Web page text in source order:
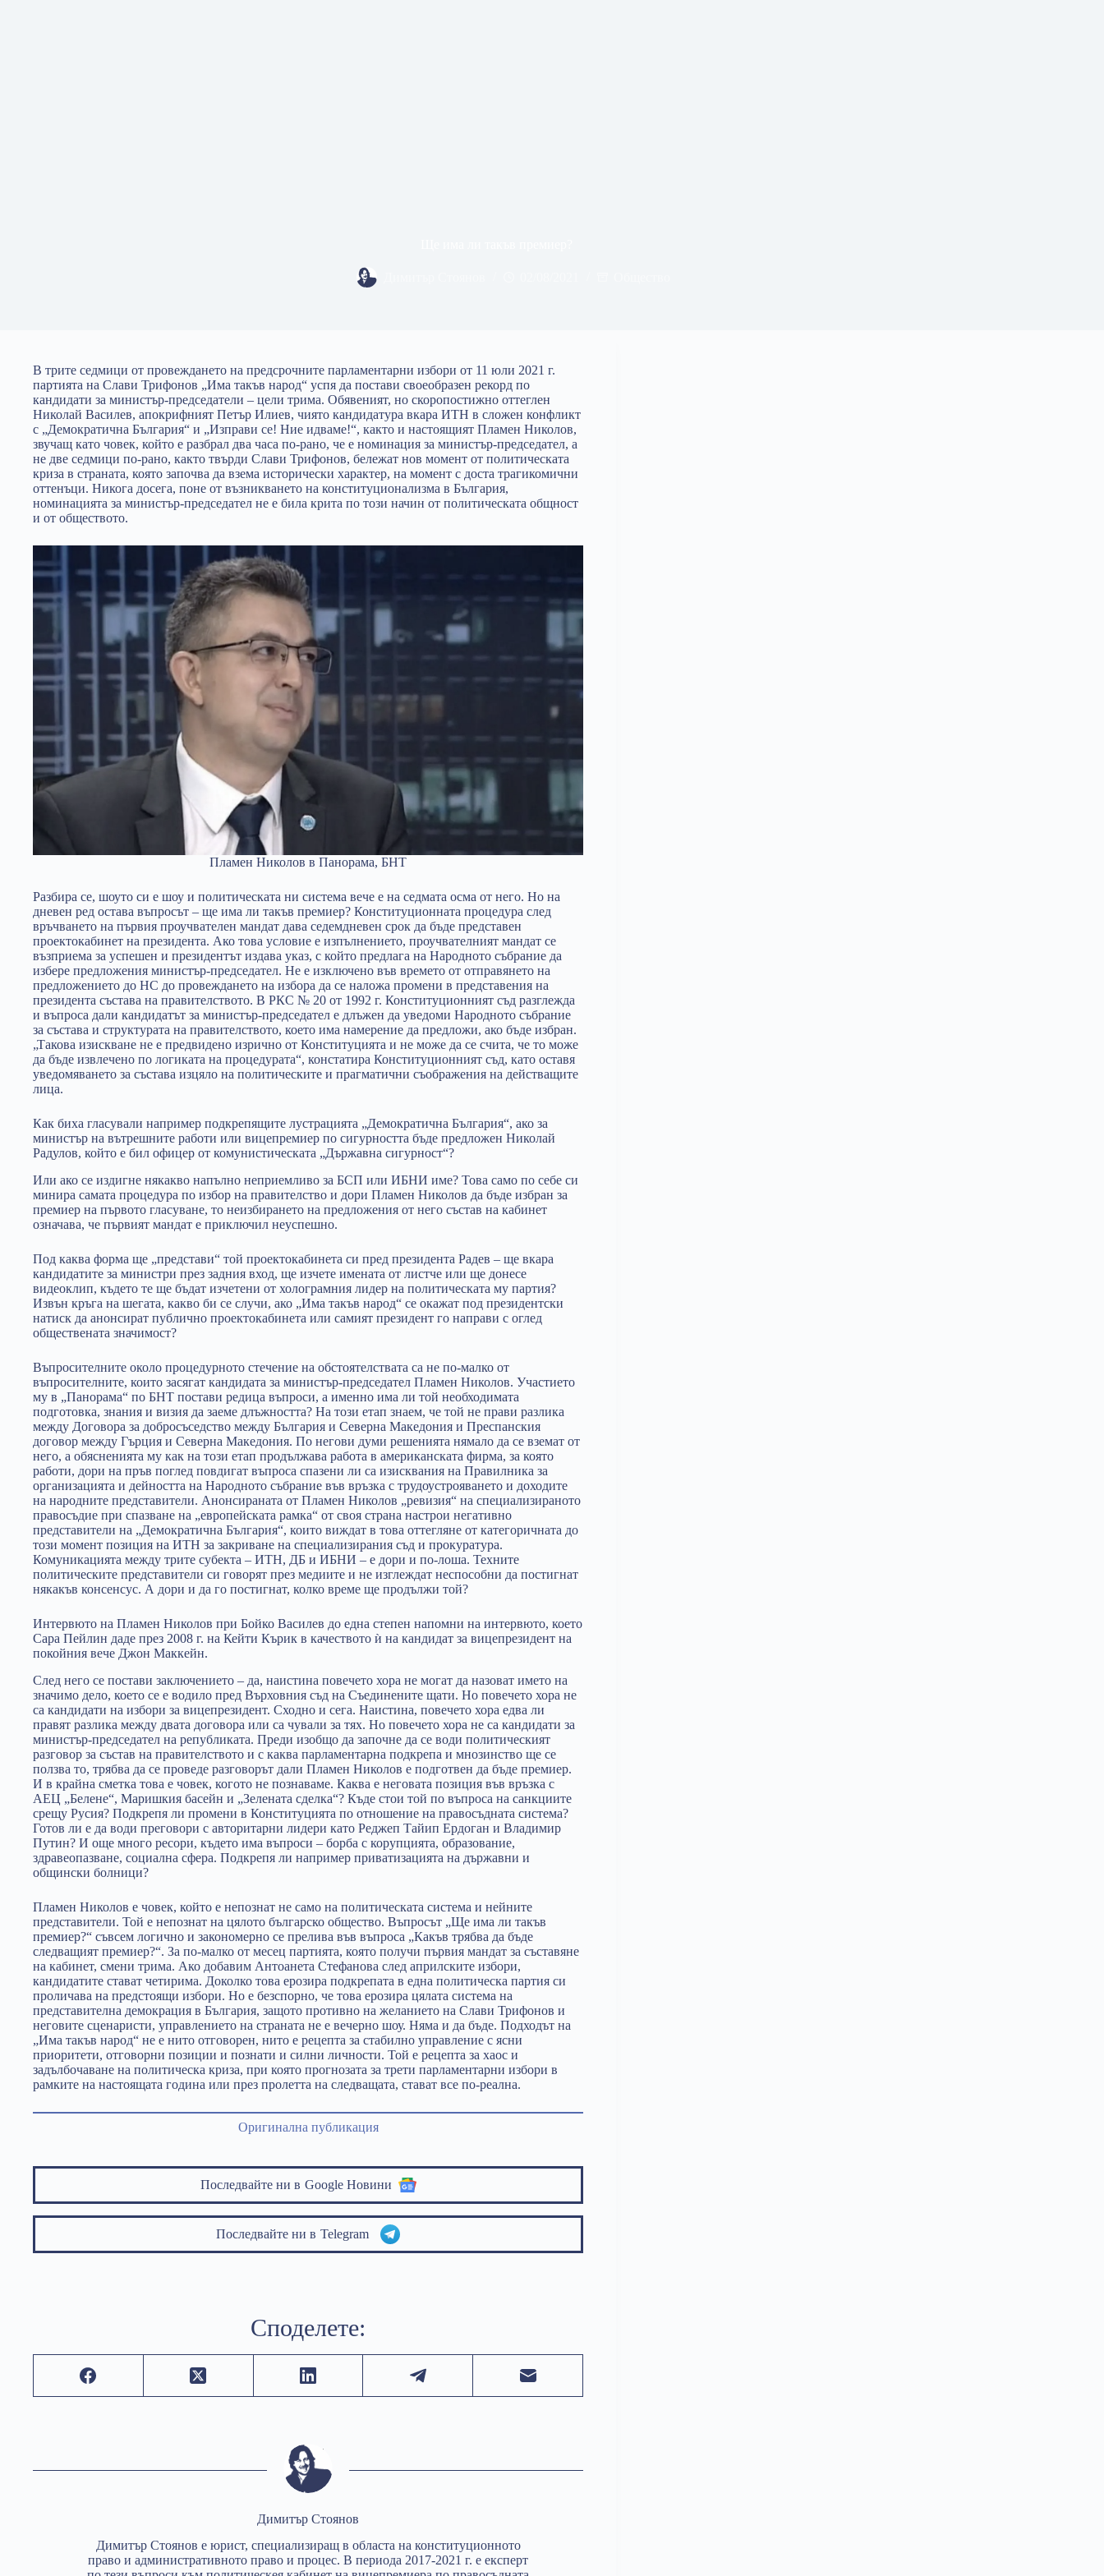
В трите седмици от провеждането на предсрочните парламентарни избори от 11 юли 2021 г.
партията на Слави Трифонов „Има такъв народ“ успя да постави своеобразен рекорд по
кандидати за министър-председатели – цели трима. Обявеният, но скоропостижно оттеглен
Николай Василев, апокрифният Петър Илиев, чиято кандидатура вкара ИТН в сложен конфликт
с „Демократична България“ и „Изправи се! Ние идваме!“, както и настоящият Пламен Николов,
звучащ като човек, който е разбрал два часа по-рано, че е номинация за министър-председател, а
не две седмици по-рано, както твърди Слави Трифонов, бележат нов момент от политическата
криза в страната, която започва да взема исторически характер, на момент с доста трагикомични
оттенъци. Никога досега, поне от възникването на конституционализма в България,
номинацията за министър-председател не е била крита по този начин от политическата общност
и от обществото.
Пламен Николов в Панорама, БНТ
Разбира се, шоуто си е шоу и политическата ни система вече е на седмата осма от него. Но на
дневен ред остава въпросът – ще има ли такъв премиер? Конституционната процедура след
връчването на първия проучвателен мандат дава седемдневен срок да бъде представен
проектокабинет на президента. Ако това условие е изпълнението, проучвателният мандат се
възприема за успешен и президентът издава указ, с който предлага на Народното събрание да
избере предложения министър-председател. Не е изключено във времето от отправянето на
предложението до НС до провеждането на избора да се наложа промени в представения на
президента състава на правителството. В РКС № 20 от 1992 г. Конституционният съд разглежда
и въпроса дали кандидатът за министър-председател е длъжен да уведоми Народното събрание
за състава и структурата на правителството, което има намерение да предложи, ако бъде избран.
„Такова изискване не е предвидено изрично от Конституцията и не може да се счита, че то може
да бъде извлечено по логиката на процедурата“, констатира Конституционният съд, като оставя
уведомяването за състава изцяло на политическите и прагматични съображения на действащите
лица.
Как биха гласували например подкрепящите лустрацията „Демократична България“, ако за
министър на вътрешните работи или вицепремиер по сигурността бъде предложен Николай
Радулов, който е бил офицер от комунистическата „Държавна сигурност“?
Или ако се издигне някакво напълно неприемливо за БСП или ИБНИ име? Това само по себе си
минира самата процедура по избор на правителство и дори Пламен Николов да бъде избран за
премиер на първото гласуване, то неизбирането на предложения от него състав на кабинет
означава, че първият мандат е приключил неуспешно.
Под каква форма ще „представи“ той проектокабинета си пред президента Радев – ще вкара
кандидатите за министри през задния вход, ще изчете имената от листче или ще донесе
видеоклип, където те ще бъдат изчетени от холограмния лидер на политическата му партия?
Извън кръга на шегата, какво би се случи, ако „Има такъв народ“ се окажат под президентски
натиск да анонсират публично проектокабинета или самият президент го направи с оглед
обществената значимост?
Въпросителните около процедурното стечение на обстоятелствата са не по-малко от
въпросителните, които засягат кандидата за министър-председател Пламен Николов. Участието
му в „Панорама“ по БНТ постави редица въпроси, а именно има ли той необходимата
подготовка, знания и визия да заеме длъжността? На този етап знаем, че той не прави разлика
между Договора за добросъседство между България и Северна Македония и Преспанския
договор между Гърция и Северна Македония. По негови думи решенията нямало да се вземат от
него, а обясненията му как на този етап продължава работа в американската фирма, за която
работи, дори на пръв поглед повдигат въпроса спазени ли са изисквания на Правилника за
организацията и дейността на Народното събрание във връзка с трудоустрояването и доходите
на народните представители. Анонсираната от Пламен Николов „ревизия“ на специализираното
правосъдие при спазване на „европейската рамка“ от своя страна настрои негативно
представители на „Демократична България“, които виждат в това оттегляне от категоричната до
този момент позиция на ИТН за закриване на специализирания съд и прокуратура.
Комуникацията между трите субекта – ИТН, ДБ и ИБНИ – е дори и по-лоша. Техните
политическите представители си говорят през медиите и не изглеждат неспособни да постигнат
някакъв консенсус. А дори и да го постигнат, колко време ще продължи той?
Интервюто на Пламен Николов при Бойко Василев до една степен напомни на интервюто, което
Сара Пейлин даде през 2008 г. на Кейти Кърик в качеството ѝ на кандидат за вицепрезидент на
покойния вече Джон Маккейн.
След него се постави заключението – да, наистина повечето хора не могат да назоват името на
значимо дело, което се е водило пред Върховния съд на Съединените щати. Но повечето хора не
са кандидати на избори за вицепрезидент. Сходно и сега. Наистина, повечето хора едва ли
правят разлика между двата договора или са чували за тях. Но повечето хора не са кандидати за
министър-председател на републиката. Преди изобщо да започне да се води политическият
разговор за състав на правителството и с каква парламентарна подкрепа и мнозинство ще се
ползва то, трябва да се проведе разговорът дали Пламен Николов е подготвен да бъде премиер.
И в крайна сметка това е човек, когото не познаваме. Каква е неговата позиция във връзка с
АЕЦ „Белене“, Маришкия басейн и „Зелената сделка“? Къде стои той по въпроса на санкциите
срещу Русия? Подкрепя ли промени в Конституцията по отношение на правосъдната система?
Готов ли е да води преговори с авторитарни лидери като Реджеп Тайип Ердоган и Владимир
Путин? И още много ресори, където има въпроси – борба с корупцията, образование,
здравеопазване, социална сфера. Подкрепя ли например приватизацията на държавни и
общински болници?
Пламен Николов е човек, който е непознат не само на политическата система и нейните
представители. Той е непознат на цялото българско общество. Въпросът „Ще има ли такъв
премиер?“ съвсем логично и закономерно се прелива във въпроса „Какъв трябва да бъде
следващият премиер?“. За по-малко от месец партията, която получи първия мандат за съставяне
на кабинет, смени трима. Ако добавим Антоанета Стефанова след априлските избори,
кандидатите стават четирима. Доколко това ерозира подкрепата в една политическа партия си
проличава на предстоящи избори. Но е безспорно, че това ерозира цялата система на
представителна демокрация в България, защото противно на желанието на Слави Трифонов и
неговите сценаристи, управлението на страната не е вечерно шоу. Няма и да бъде. Подходът на
„Има такъв народ“ не е нито отговорен, нито е рецепта за стабилно управление с ясни
приоритети, отговорни позиции и познати и силни личности. Той е рецепта за хаос и
задълбочаване на политическа криза, при която прогнозата за трети парламентарни избори в
рамките на настоящата година или през пролетта на следващата, стават все по-реална.
Оригинална публикация
Последвайте ни в Google Новини
Последвайте ни в Telegram
Споделете:
Димитър Стоянов
Димитър Стоянов е юрист, специализиращ в областа на конституционното
право и административното право и процес. В периода 2017-2021 г. е експерт